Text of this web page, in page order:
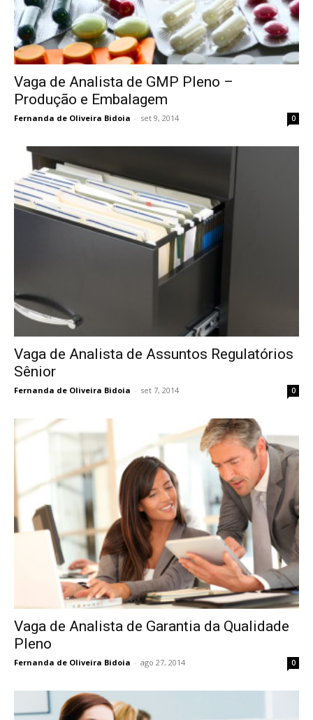
Vaga de Analista de GMP Pleno –
Produção e Embalagem
Fernanda de Oliveira Bidoia - set 9, 2014 0
Vaga de Analista de Assuntos Regulatórios
Sênior
Fernanda de Oliveira Bidoia - set 7, 2014 0
Vaga de Analista de Garantia da Qualidade
Pleno
Fernanda de Oliveira Bidoia - ago 27, 2014 0